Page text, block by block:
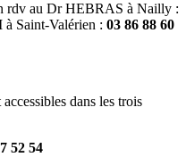
rdv au Dr HEBRAS à Nailly :
Saint-Valérien : 03 86 88 60
dans les trois
52 54